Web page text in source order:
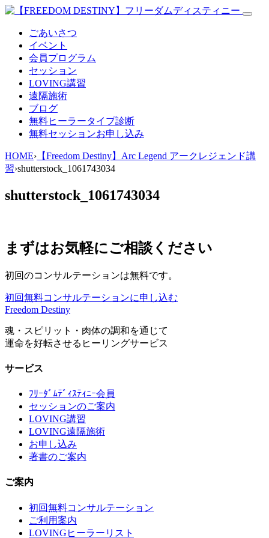
ごあいさつ
イベント
会員プログラム
セッション
LOVING講習
遠隔施術
ブログ
無料ヒーラータイプ診断
無料セッションお申し込み
HOME› 【Freedom Destiny】Arc Legend アークレジェンド講
習›shutterstock_1061743034
shutterstock_1061743034
まずはお気軽にご相談ください
初回のコンサルテーションは無料です。
初回無料コンサルテーションに申し込む
Freedom Destiny
魂・スピリット・肉体の調和を通じて
運命を好転させるヒーリングサービス
サービス
ﾌﾘｰﾀﾞﾑﾃﾞｨｽﾃｨﾆｰ会員
セッションのご案内
LOVING講習
LOVING遠隔施術
お申し込み
著書のご案内
ご案内
初回無料コンサルテーション
ご利用案内
LOVINGヒーラーリスト